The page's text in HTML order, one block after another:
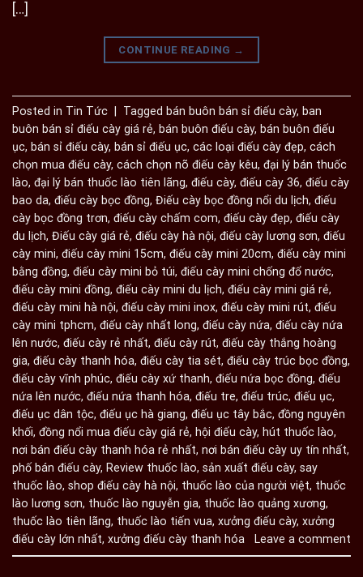
[…]
CONTINUE READING →
Posted in Tin Tức Tagged bán buôn bán sỉ điếu cày, ban
buôn bán sỉ điếu cày giá rẻ, bán buôn điếu cày, bán buôn điếu
ục, bán sỉ điếu cày, bán sỉ điếu ục, các loại điếu cày đẹp, cách
chọn mua điếu cày, cách chọn nõ điếu cày kêu, đại lý bán thuốc
lào, đại lý bán thuốc lào tiên lãng, điếu cày, điếu cày 36, điếu cày
bao da, điếu cày bọc đồng, Điếu cày bọc đồng nổi du lịch, điếu
cày bọc đồng trơn, điếu cày chấm com, điếu cày đẹp, điếu cày
du lịch, Điếu cày giá rẻ, điếu cày hà nội, điếu cày lương sơn, điếu
cày mini, điếu cày mini 15cm, điếu cày mini 20cm, điếu cày mini
bằng đồng, điếu cày mini bỏ túi, điếu cày mini chống đổ nước,
điếu cày mini đồng, điếu cày mini du lịch, điếu cày mini giá rẻ,
điếu cày mini hà nội, điếu cày mini inox, điếu cày mini rút, điếu
cày mini tphcm, điếu cày nhất long, điếu cày nứa, điếu cày nứa
lên nước, điếu cày rẻ nhất, điếu cày rút, điếu cày thắng hoàng
gia, điếu cày thanh hóa, điếu cày tia sét, điếu cày trúc bọc đồng,
điếu cày vĩnh phúc, điếu cày xứ thanh, điếu nứa bọc đồng, điếu
nứa lên nước, điếu nứa thanh hóa, điếu tre, điếu trúc, điếu ục,
điếu ục dân tộc, điếu ục hà giang, điếu ục tây bắc, đồng nguyên
khối, đồng nổi mua điếu cày giá rẻ, hội điếu cày, hút thuốc lào,
nơi bán điếu cày thanh hóa rẻ nhất, nơi bán điếu cày uy tín nhất,
phố bán điếu cày, Review thuốc lào, sản xuất điếu cày, say
thuốc lào, shop điếu cày hà nội, thuốc lào của người việt, thuốc
lào lương sơn, thuốc lào nguyễn gia, thuốc lào quảng xương,
thuốc lào tiên lãng, thuốc lào tiến vua, xưởng điếu cày, xưởng
điếu cày lớn nhất, xưởng điếu cày thanh hóa Leave a comment